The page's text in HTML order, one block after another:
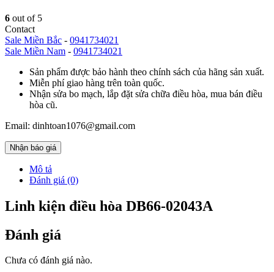
6 out of 5
Contact
Sale Miền Bắc - 0941734021
Sale Miền Nam - 0941734021
Sản phẩm được bảo hành theo chính sách của hãng sản xuất.
Miễn phí giao hàng trên toàn quốc.
Nhận sửa bo mạch, lắp đặt sửa chữa điều hòa, mua bán điều
hòa cũ.
Email: dinhtoan1076@gmail.com
Nhận báo giá
Mô tả
Đánh giá (0)
Linh kiện điều hòa DB66-02043A
Đánh giá
Chưa có đánh giá nào.